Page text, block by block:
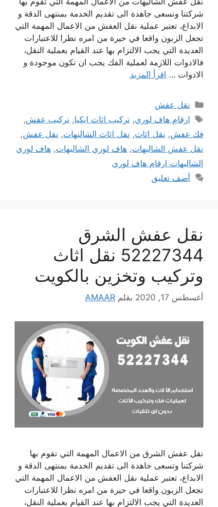
شركتنا وتسعى جاهدة الى تقديم الخدمة بمنتهى الدقة و
الابداع، تعتبر عملية نقل العفش من الاعمال المهمة التي
تجعل الزبون واقعا في حيرة من امره نظرا للاعتبارات
العديدة التي يجب الالتزام بها عند القيام بعملية النقل،
فالادوات اللازمة لعملية الفك يجب ان تكون موجودة و
الادوات … اقرأ المزيد
التصنيفات
نقل عفش
الوسوم
ارقام هاف لوري,تركيب اثاث ايكيا,تركيب عفش,
فك عفش, نقل اثاث, نقل اثاث الشاليهات, نقل عفش,
نقل عفش الشاليهات, هاف لوري الشاليهات, هاف لوري
الشاليهات ارقام هاف لوري
أضف تعليق
نقل عفش الشرق
52227344 نقل اثاث
وتركيب وتخزين بالكويت
أغسطس 17, 2020 بقلم AMAAR
نقل عفش الشرق من الاعمال المهمة التي تقوم بها
شركتنا وتسعى جاهدة الى تقديم الخدمة بمنتهى الدقة و
الابداع، تعتبر عملية نقل العفش من الاعمال المهمة التي
تجعل الزبون واقعا في حيرة من امره نظرا للاعتبارات
العديدة التي يجب الالتزام بها عند القيام بعملية النقل،